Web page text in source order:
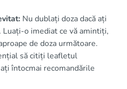
Nu dublați doza dacă ați
o imediat ce vă amintiți,
de doza următoare.
să citiți leafletul
întocmai recomandările